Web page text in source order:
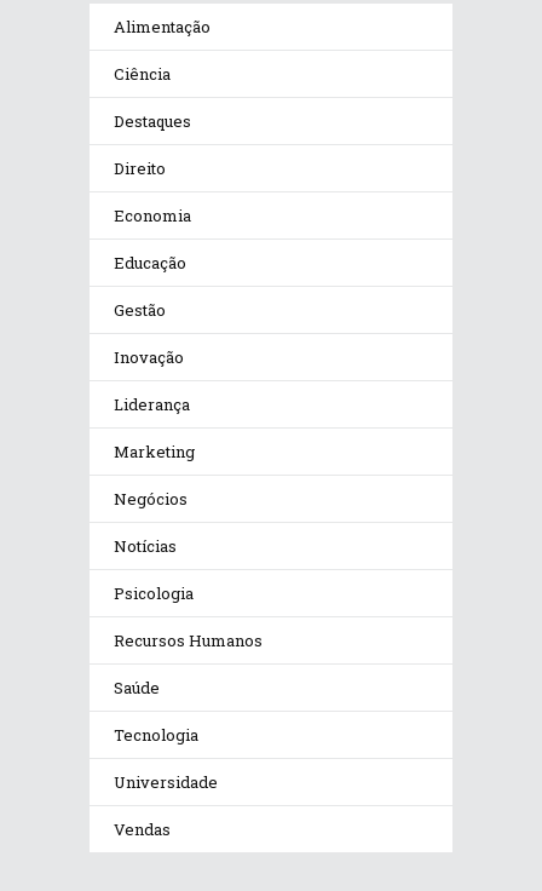
Alimentação
Ciência
Destaques
Direito
Economia
Educação
Gestão
Inovação
Liderança
Marketing
Negócios
Notícias
Psicologia
Recursos Humanos
Saúde
Tecnologia
Universidade
Vendas